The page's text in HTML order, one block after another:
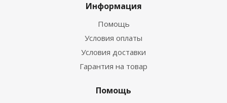
Информация
Помощь
Условия оплаты
Условия доставки
Гарантия на товар
Помощь